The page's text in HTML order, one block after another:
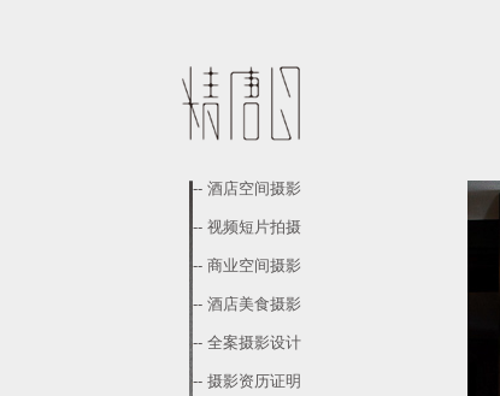
-- 酒店空间摄影
-- 视频短片拍摄
-- 商业空间摄影
-- 酒店美食摄影
-- 全案摄影设计
-- 摄影资历证明